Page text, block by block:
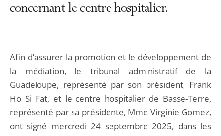
concernant le centre hospitalier.
Afin d’assurer la promotion et le développement de
la médiation, le tribunal administratif de la
Guadeloupe, représenté par son président, Frank
Ho Si Fat, et le centre hospitalier de Basse-Terre,
représenté par sa présidente, Mme Virginie Gomez,
ont signé mercredi 24 septembre 2025, dans les